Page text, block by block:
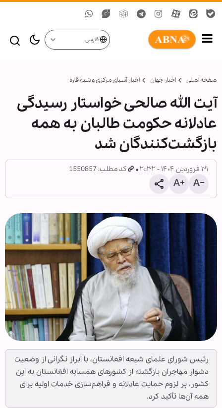
فارسی
صفحه اصلی اخبار جهان اخبار آسیای مرکزی و شبه قاره
آیت الله صالحی خواستار رسیدگی
عادلانه حکومت طالبان به همه
بازگشت‌کنندگان شد
۳۱ فروردین ۱۴۰۴ - ۲۰:۳۲ کد مطلب: 1550857
رئیس شورای علمای شیعه افغانستان، با ابراز نگرانی از وضعیت
دشوار مهاجران بازگشته از کشورهای همسایه افغانستان به این
کشور، بر لزوم حمایت عادلانه و فراهم‌سازی خدمات اولیه برای
همه آن‌ها تأکید کرد.